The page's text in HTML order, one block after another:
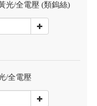
光/全電壓 (類鎢絲)
/全電壓